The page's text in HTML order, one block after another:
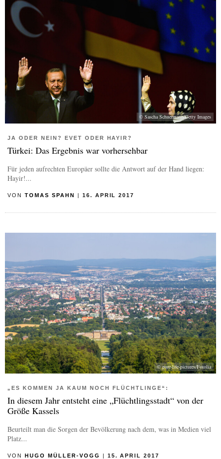
© Sascha Schuermann/Getty Images
JA ODER NEIN? EVET ODER HAYIR?
Türkei: Das Ergebnis war vorhersehbar
Für jeden aufrechten Europäer sollte die Antwort auf der Hand liegen:
Hayir!...
VON TOMAS SPAHN | 16. APRIL 2017
© pure-life-pictures/Fotolia
„ES KOMMEN JA KAUM NOCH FLÜCHTLINGE“:
In diesem Jahr entsteht eine „Flüchtlingsstadt“ von der
Größe Kassels
Beurteilt man die Sorgen der Bevölkerung nach dem, was in Medien viel
Platz...
VON HUGO MÜLLER-VOGG | 15. APRIL 2017